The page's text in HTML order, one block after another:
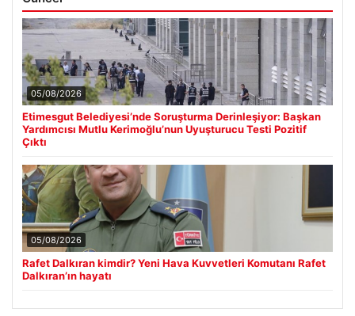
05/08/2026
Etimesgut Belediyesi’nde Soruşturma Derinleşiyor: Başkan
Yardımcısı Mutlu Kerimoğlu’nun Uyuşturucu Testi Pozitif
Çıktı
05/08/2026
Rafet Dalkıran kimdir? Yeni Hava Kuvvetleri Komutanı Rafet
Dalkıran’ın hayatı